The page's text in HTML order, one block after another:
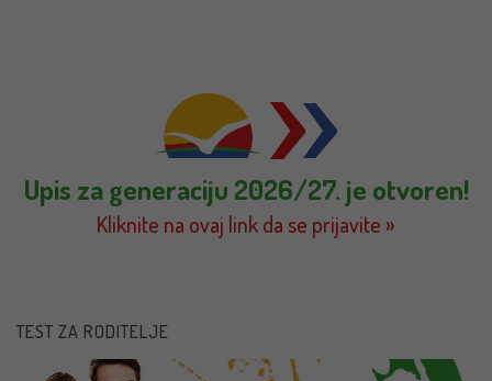
TEST ZA RODITELJE
Upis za generaciju 2026/27. je otvoren!
Kliknite na ovaj link da se prijavite »